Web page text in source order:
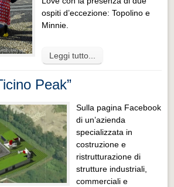
ospiti d’eccezione: Topolino e
Minnie.
Leggi tutto...
Peak”
Sulla pagina Facebook
di un’azienda
specializzata in
costruzione e
ristrutturazione di
strutture industriali,
commerciali e